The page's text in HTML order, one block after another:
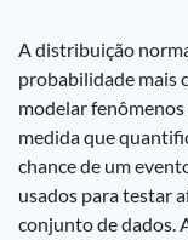
A distribuição
probabilidade mais
modelar
medida que
chance de um
usados para testar
conjunto de dados.